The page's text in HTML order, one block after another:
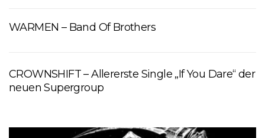
WARMEN – Band Of Brothers
CROWNSHIFT – Allererste Single „If You Dare“ der
neuen Supergroup